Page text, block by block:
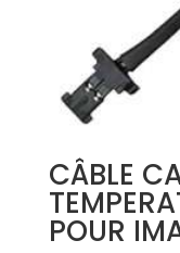
CÂBLE
POUR